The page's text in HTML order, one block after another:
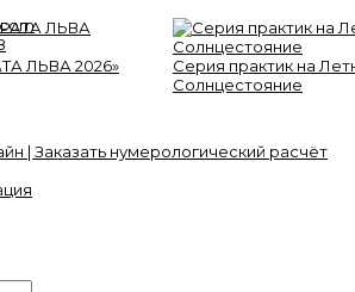
ЛЬВА 2026»
Серия практик на
Солнцестояние